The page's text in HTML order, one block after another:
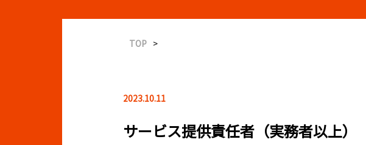
TOP >
2023.10.11
サービス提供責任者（実務者以上）